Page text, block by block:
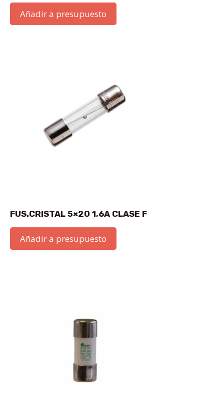
Añadir a presupuesto
FUS.CRISTAL 5×20 1,6A CLASE F
Añadir a presupuesto